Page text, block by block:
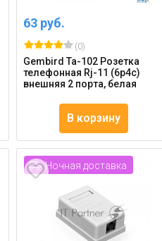
63 руб.
(0)
Gembird Ta-102 Розетка
телефонная Rj-11 (6p4c)
внешняя 2 порта, белая
В корзину
Ночная доставка